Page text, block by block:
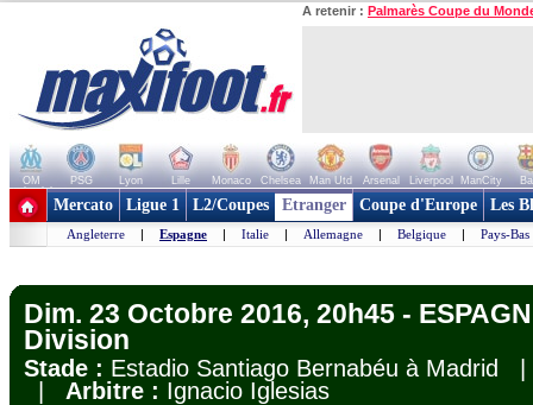
A retenir : Palmarès Coupe du
OM PSG Lyon Lille Monaco Chelsea Man Utd Arsenal Liverpool ManCity
+ de clubs
Mercato Ligue 1 L2/Coupes Etranger Coupe d'Europe Les
Angleterre | Espagne | Italie | Allemagne | Belgique | Pays-Bas
Dim. 23 Octobre 2016, 20h45 -
Division
Stade : Estadio Santiago Bernabéu à
Arbitre : Ignacio Iglesias